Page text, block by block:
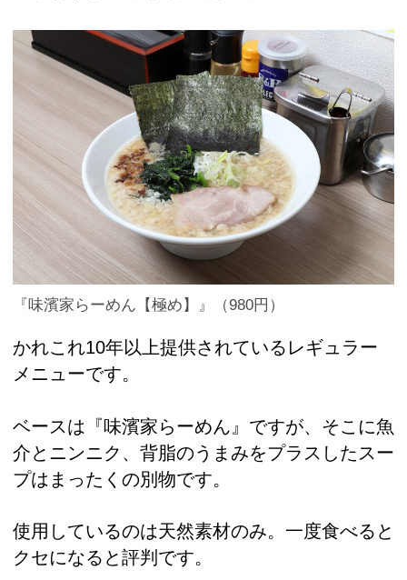
『味濱家らーめん【極め】』（980円）
かれこれ10年以上提供されているレギュラー
メニューです。
ベースは『味濱家らーめん』ですが、そこに魚
介とニンニク、背脂のうまみをプラスしたスー
プはまったくの別物です。
使用しているのは天然素材のみ。一度食べると
クセになると評判です。